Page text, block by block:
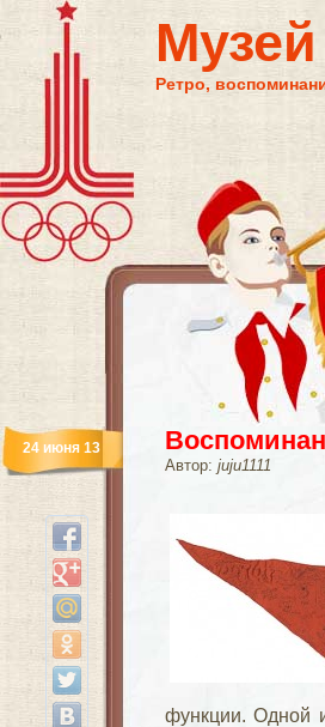
Ретро,
Автор: juju1111
24 июня 13
функции. Одной